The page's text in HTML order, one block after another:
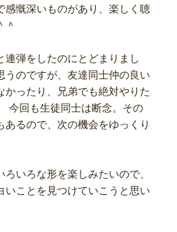
感慨深いものがあり、楽しく聴
＾
連弾をしたのにとどまりまし
うのですが、友達同士仲の良い
かったり、兄弟でも絶対やりた
今回も生徒同士は断念。その
るので、次の機会をゆっくり
いろな形を楽しみたいので、
いことを見つけていこうと思い